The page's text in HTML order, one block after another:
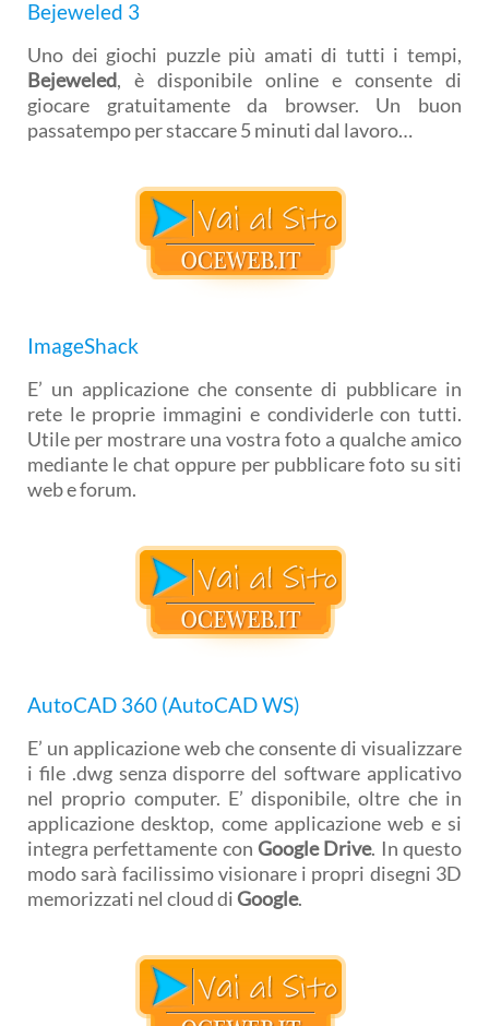
Bejeweled 3
Uno dei giochi puzzle più amati di tutti i tempi,
Bejeweled, è disponibile online e consente di
giocare gratuitamente da browser. Un buon
passatempo per staccare 5 minuti dal lavoro…
ImageShack
E’ un applicazione che consente di pubblicare in
rete le proprie immagini e condividerle con tutti.
Utile per mostrare una vostra foto a qualche amico
mediante le chat oppure per pubblicare foto su siti
web e forum.
AutoCAD 360 (AutoCAD WS)
E’ un applicazione web che consente di visualizzare
i file .dwg senza disporre del software applicativo
nel proprio computer. E’ disponibile, oltre che in
applicazione desktop, come applicazione web e si
integra perfettamente con Google Drive. In questo
modo sarà facilissimo visionare i propri disegni 3D
memorizzati nel cloud diGoogle.